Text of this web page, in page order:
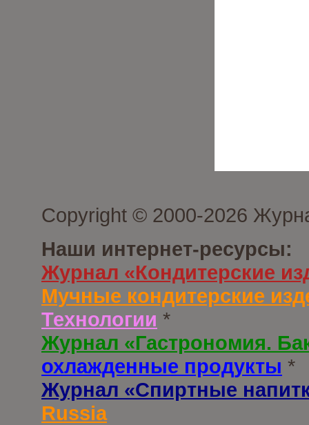
Copyright © 2000-2026
Наши интернет-ресурсы:
Журнал «Кондитерские
Мучные кондитерские
Технологии *
Журнал «Гастрономия.
охлажденные продукты *
Журнал «Спиртные
Russia